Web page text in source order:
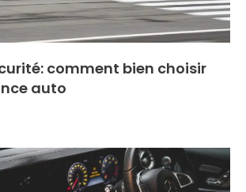
comment bien choisir
auto